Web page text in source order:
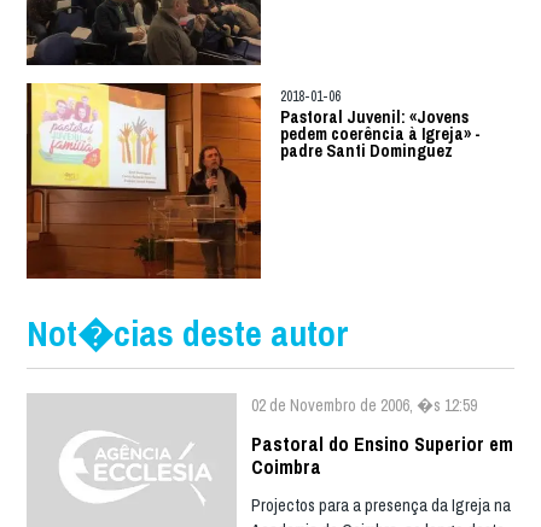
2018-01-06
Pastoral Juvenil: «Jovens
pedem coerência à Igreja» -
padre Santi Dominguez
Not�cias deste autor
02 de Novembro de 2006, �s 12:59
Pastoral do Ensino Superior em
Coimbra
Projectos para a presença da Igreja na